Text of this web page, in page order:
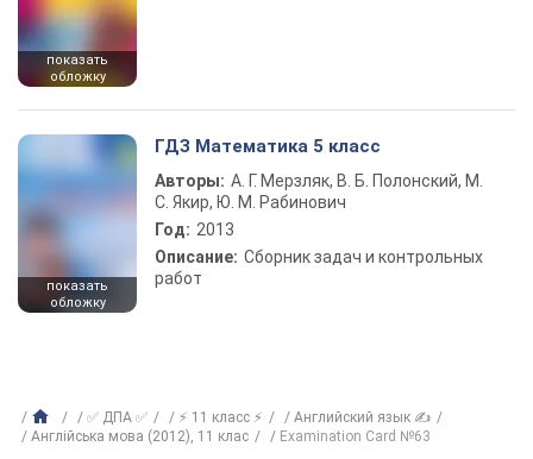
показать
обложку
показать
обложку
ГДЗ Математика 5 класс
Авторы: А. Г. Мерзляк, В. Б. Полонский, М.
С. Якир, Ю. М. Рабинович
Год: 2013
Описание: Сборник задач и контрольных
работ
✅ ДПА ✅ ⚡ 11 класс ⚡
Английский язык ✍
Англійська мова (2012), 11 клас
Examination Card №63